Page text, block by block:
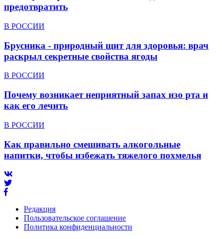
предотвратить
В РОССИИ
Брусника - природный щит для здоровья: врач
раскрыл секретные свойства ягоды
В РОССИИ
Почему возникает неприятный запах изо рта и
как его лечить
В РОССИИ
Как правильно смешивать алкогольные
напитки, чтобы избежать тяжелого похмелья
Редакция
Пользовательское соглашение
Политика конфиденциальности